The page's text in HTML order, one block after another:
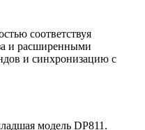
соответствуя
и расширенными
и синхронизацию с
модель DP811.